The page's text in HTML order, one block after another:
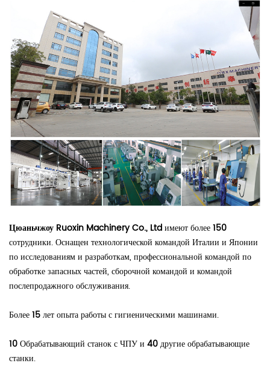
Цюаньчжоу Ruoxin Machinery Co., Ltdимеют более150
сотрудники. Оснащен технологической командой Италии и Японии
по исследованиям и разработкам, профессиональной командой по
обработке запасных частей, сборочной командой и командой
послепродажного обслуживания.
Более15лет опыта работы с гигиеническими машинами.
10Обрабатывающий станок с ЧПУ и 40другие обрабатывающие
станки.